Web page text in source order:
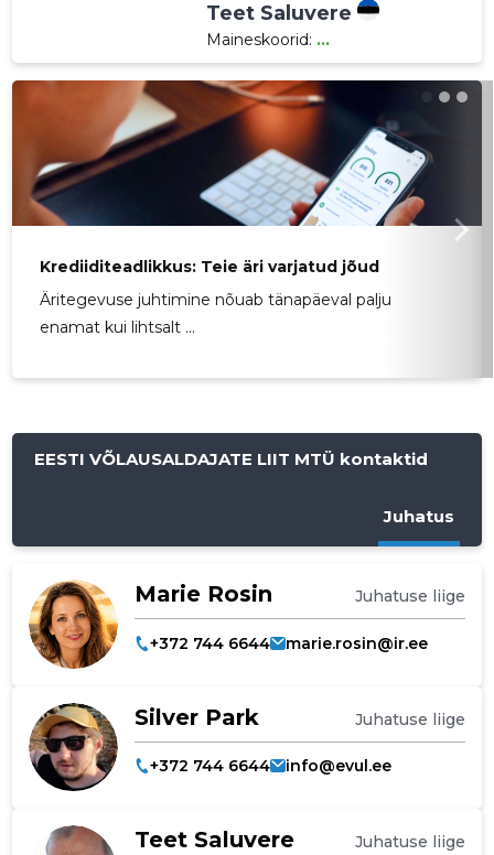
Teet Saluvere
Maineskoorid: ...
Krediiditeadlikkus: Teie äri varjatud jõud
Äritegevuse juhtimine nõuab tänapäeval palju
enamat kui lihtsalt ...
EESTI VÕLAUSALDAJATE LIIT MTÜ kontaktid
Juhatus
Marie Rosin Juhatuse liige
+372 744 6644 marie.rosin@ir.ee
Silver Park Juhatuse liige
+372 744 6644 info@evul.ee
Teet Saluvere Juhatuse liige